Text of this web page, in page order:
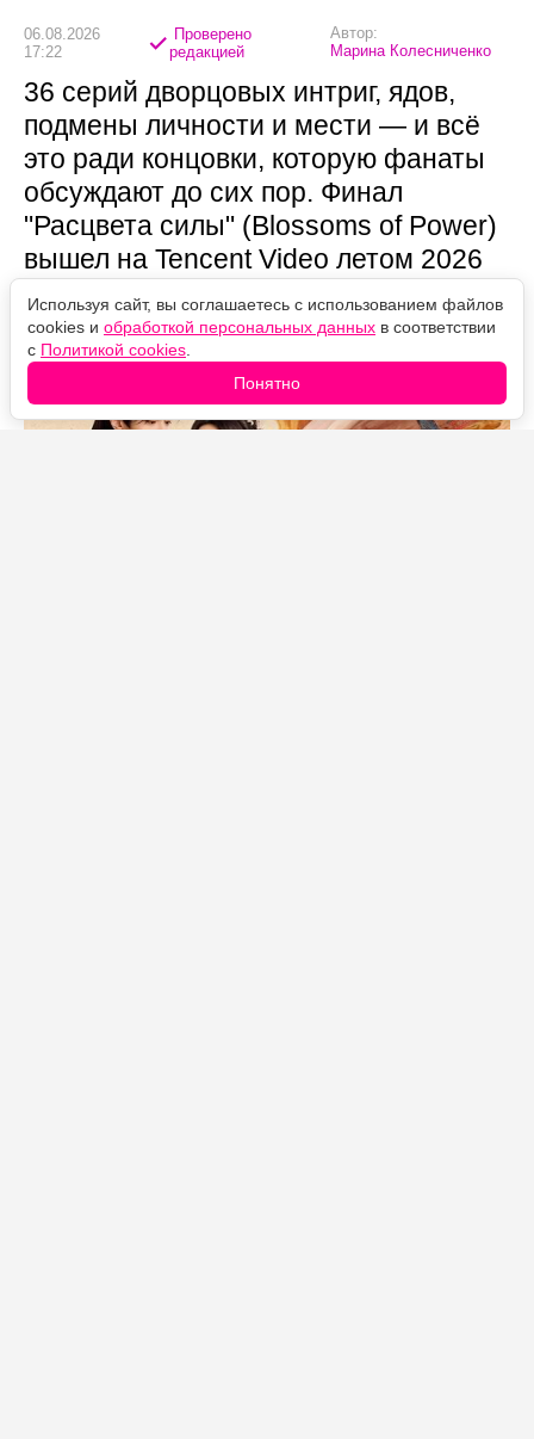
06.08.2026
17:22
Проверено
редакцией
Автор:
Марина Колесниченко
36 серий дворцовых интриг, ядов,
подмены личности и мести — и всё
это ради концовки, которую фанаты
обсуждают до сих пор. Финал
"Расцвета силы" (Blossoms of Power)
вышел на Tencent Video летом 2026
года, и он одновременно счастливый
и не до конца объяснённый.
Используя сайт, вы соглашаетесь с использованием файлов
cookies и обработкой персональных данных в соответствии
с Политикой cookies
Понятно